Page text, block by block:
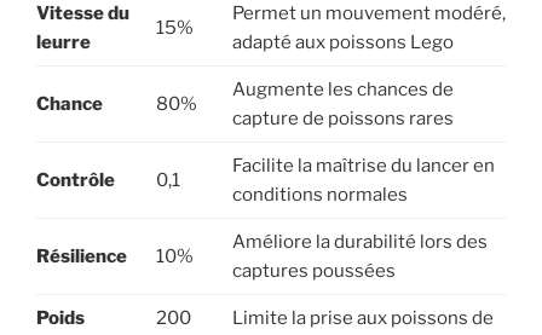
Vitesse du
leurre
15%
Permet un mouvement modéré,
adapté aux poissons Lego
Chance 80%
Augmente les chances de
capture de poissons rares
Contrôle 0,1
Facilite la maîtrise du lancer en
conditions normales
Résilience 10%
Améliore la durabilité lors des
captures poussées
Poids
200
Limite la prise aux poissons de